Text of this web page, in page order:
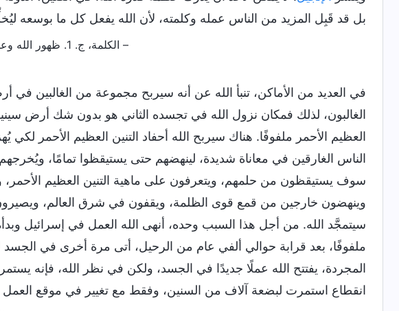
بل قد قَبِل المزيد من الناس عمله وكلمته، لأن الله يفعل كل ما بوسعه
– الكلمة، ج. 1. ظهور الله وعمله. ذيل مُلحق 2: الله هو من يوجِّه مصير البشرية
في العديد من الأماكن، تنبأ الله عن أنه سيربح مجموعة من الغالبين في
الغالبون، لذلك فمكان نزول الله في تجسده الثاني هو بدون شك أرض
العظيم الأحمر ملفوفًا. هناك سيربح الله أحفاد التنين العظيم الأحمر
الناس الغارقين في معاناة شديدة، لينهضهم حتى يستيقظوا تمامًا،
سوف يستيقظون من حلمهم، ويتعرفون على ماهية التنين العظيم الأحمر،
وينهضون خارجين من قمع قوى الظلمة، ويقفون في شرق العالم، ويصيرون
سيتمجَّد الله. من أجل هذا السبب وحده، أنهى الله العمل في إسرائيل
ملفوفًا، بعد قرابة حوالي ألفي عام من الرحيل، أتى مرة أخرى في
المجردة، يفتتح الله عملًا جديدًا في الجسد، ولكن في نظر الله، فإنه
انقطاع استمرت لبضعة آلاف من السنين، وفقط مع تغيير في موقع العمل